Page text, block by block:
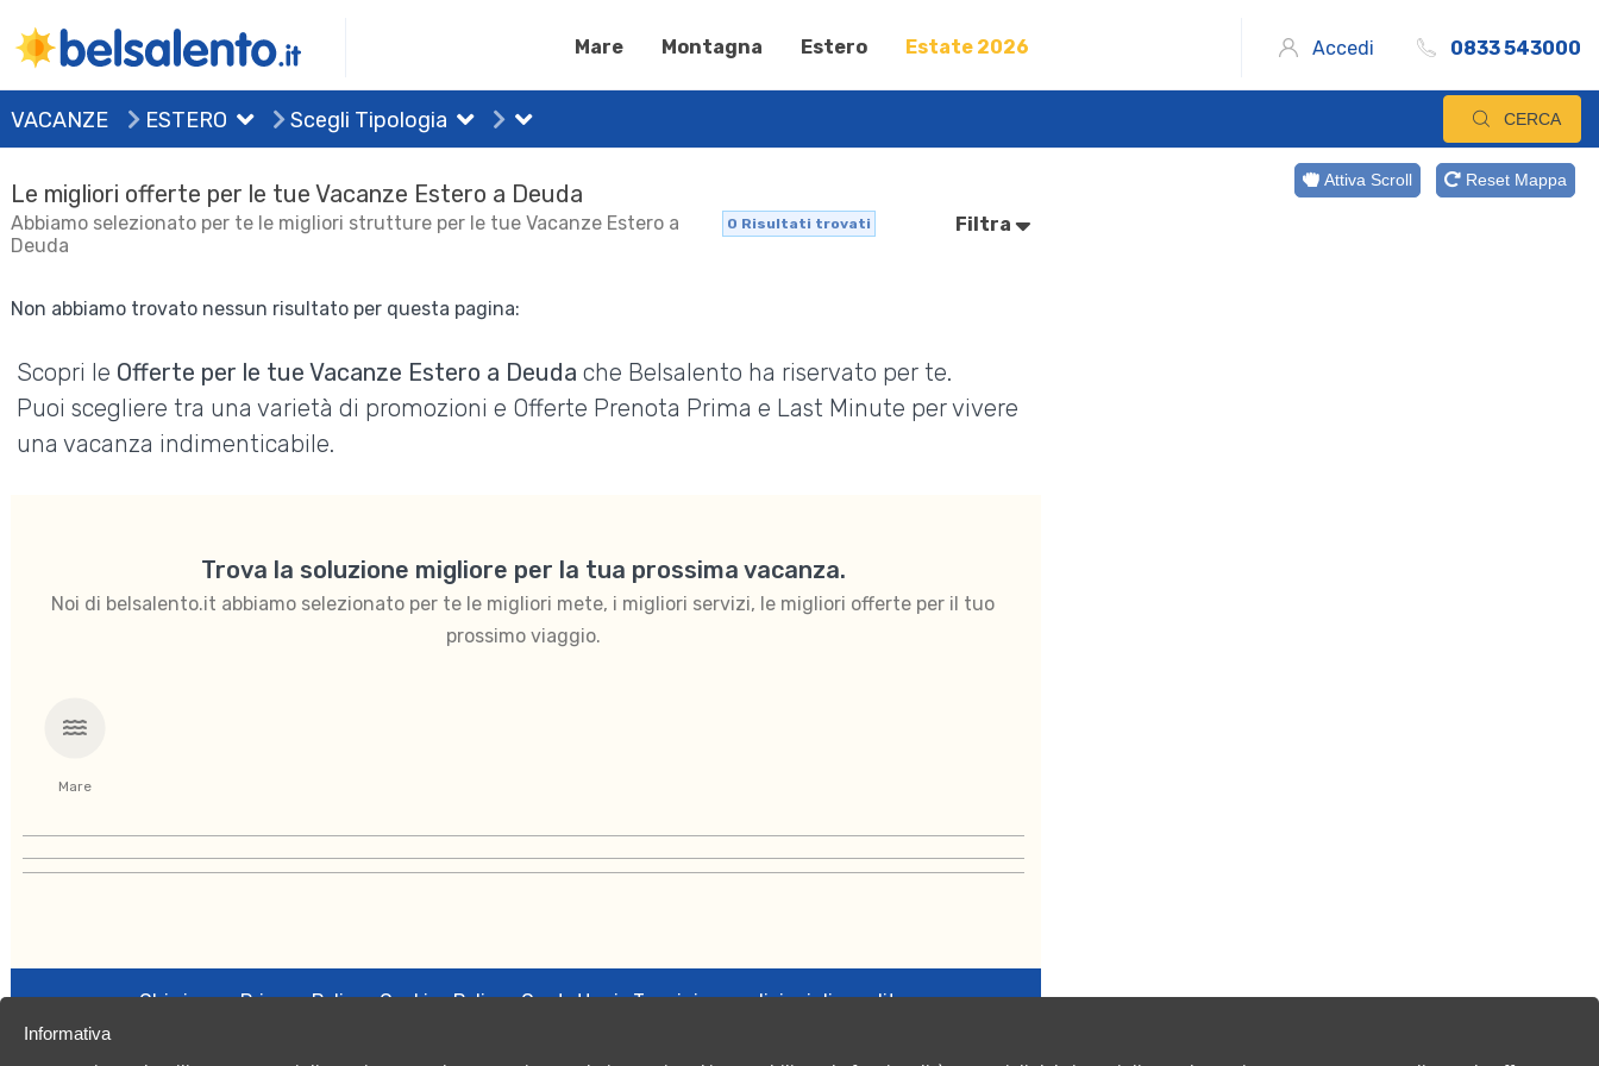
Mare Montagna Estero Estate 2026 Accedi 0833 543000
VACANZE ESTERO Scegli Tipologia CERCA
Le migliori offerte per le tue Vacanze Estero a Deuda
Abbiamo selezionato per te le migliori strutture per le tue Vacanze Estero a
Deuda
0 Risultati trovati Filtra
Non abbiamo trovato nessun risultato per questa pagina:
Scopri le Offerte per le tue Vacanze Estero a Deuda che Belsalento ha riservato per te.
Puoi scegliere tra una varietà di promozioni e Offerte Prenota Prima e Last Minute per vivere
una vacanza indimenticabile.
Trova la soluzione migliore per la tua prossima vacanza.
Noi di belsalento.it abbiamo selezionato per te le migliori mete, i migliori servizi, le migliori offerte per il tuo
prossimo viaggio.
Mare
Chi siamo Privacy Policy Cookies Policy Contattaci Termini e condizioni di vendita
Attiva Scroll Reset Mappa
Informativa